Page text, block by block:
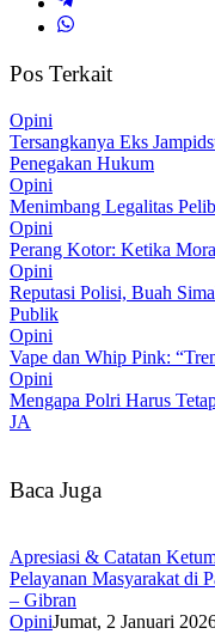
Pos Terkait
Opini
Tersangkanya Eks
Penegakan Hukum
Opini
Menimbang Legalitas
Opini
Perang Kotor: Ketika
Opini
Reputasi Polisi, Buah
Publik
Opini
Vape dan Whip Pink:
Opini
Mengapa Polri Harus
JA
Baca Juga
Apresiasi & Catatan
Pelayanan Masyarakat di
– Gibran
OpiniJumat, 2 Januari